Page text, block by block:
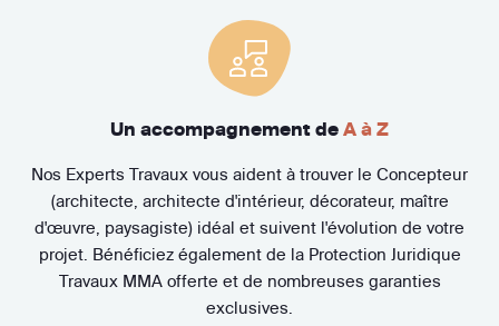
Un accompagnement de A à Z
Nos Experts Travaux vous aident à trouver le Concepteur
(architecte, architecte d'intérieur, décorateur, maître
d'œuvre, paysagiste) idéal et suivent l'évolution de votre
projet. Bénéficiez également de la Protection Juridique
Travaux MMA offerte et de nombreuses garanties
exclusives.